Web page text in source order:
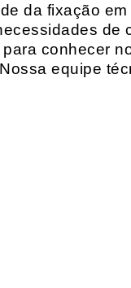
da fixação
de
para conhecer
equipe